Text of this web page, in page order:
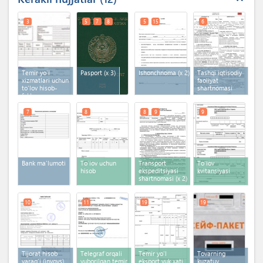
Temir yo'l
xizmatlari uchun
to'lov hisob-
faktura
3
Pasport(x 3)
5 7 8
Ishonchnoma (x 2)
5 15
Tashqi iqtisodiy
faoliyat
shartnomasi
6
Bank ma'lumoti
7
To'lov uchun
hisob
8
Transport
ekspeditsiyasi
shartnomasi (x 2)
8 9
To'lov
kvitansiyasi
9
Tijorat hisob
varag'i (invoys)
10
Telegraf orqali
yuborilgan temir
11
Temir yo'l
eksport yuk xati
19
Tovarning
kuzatuv
19